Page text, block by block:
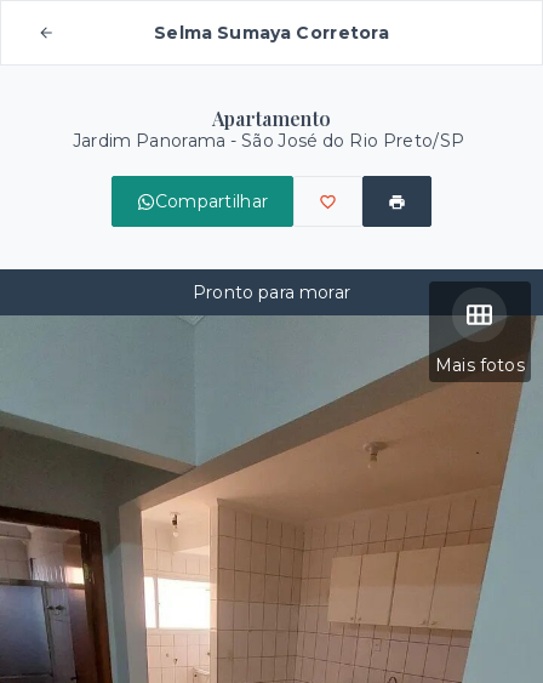
Selma Sumaya Corretora
Apartamento
Jardim Panorama - São José do Rio Preto/SP
Compartilhar
Mais fotos
Pronto para morar